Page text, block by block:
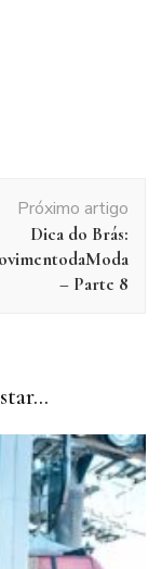
Próximo artigo
Dica do Brás:
– Parte 8